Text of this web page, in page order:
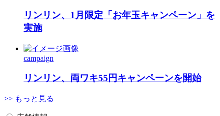
リンリン、1月限定「お年玉キャンペーン」を
実施
campaign
リンリン、両ワキ55円キャンペーンを開始
>> もっと見る